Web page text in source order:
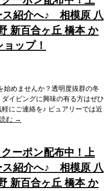
ス紹介へ♪ 相模原 八
新百合ヶ丘 橋本 か
ップ！
始めませんか？透明度抜群の冬
イビングに興味の有る方はぜひ
にご連絡を♪ ピュアリーでは近
む →
ーポン配布中！上
ス紹介へ♪ 相模原 八
新百合ヶ丘 橋本 か